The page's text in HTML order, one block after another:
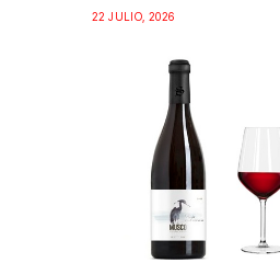
22 JULIO, 2026